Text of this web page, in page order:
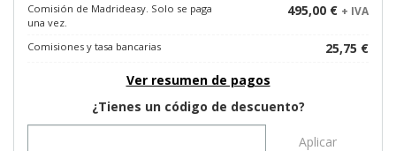
Comisión de Madrideasy. Solo se paga
una vez.
495,00 € + IVA
Comisiones y tasa bancarias
25,75 €
Ver resumen de pagos
¿Tienes un código de descuento?
Aplicar